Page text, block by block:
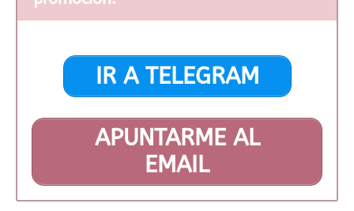
IR A TELEGRAM
APUNTARME AL
EMAIL